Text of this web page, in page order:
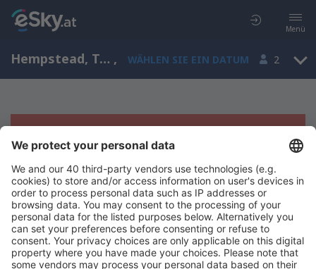
Menü
Hempstead, Texas, USA , WÄHLEN SIE EIN DATUM 2
Es tut uns leid, wir können keine
Ergebnisse aufzeigen
Bitte starten Sie Ihre Suche erneut mit anderen Suchkriterien.